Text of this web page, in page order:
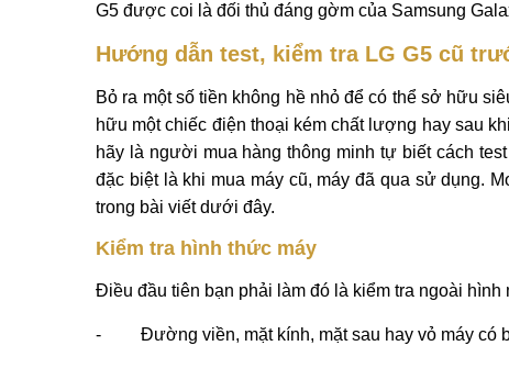
G5 được coi là đối thủ đáng gờm của Samsung
Hướng dẫn test, kiểm tra LG G5 cũ
Bỏ ra một số tiền không hề nhỏ để có thể sở hữu
hữu một chiếc điện thoại kém chất lượng hay sau
hãy là người mua hàng thông minh tự biết cách
đặc biệt là khi mua máy cũ, máy đã qua sử dụng.
trong bài viết dưới đây.
Kiểm tra hình thức máy
Điều đầu tiên bạn phải làm đó là kiểm tra ngoài hình
- Đường viền, mặt kính, mặt sau hay vỏ máy có